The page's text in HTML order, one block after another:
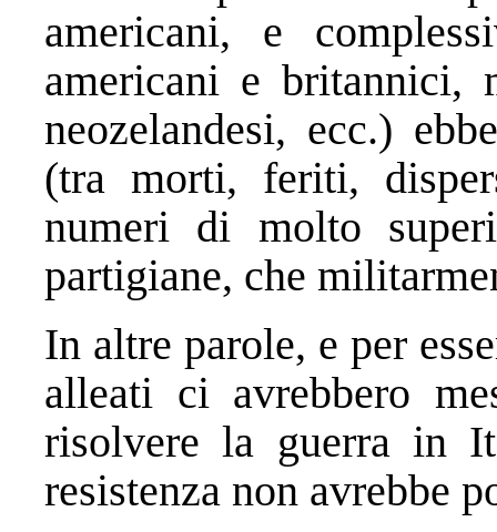
americani, e
americani e britannici,
neozelandesi, ecc.)
(tra morti, feriti,
numeri di molto
partigiane, che
In altre parole, e per
alleati ci avrebbero
risolvere la guerra in
resistenza non avrebbe